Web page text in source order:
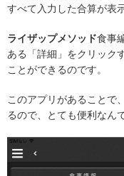
すべて入力した合算が表
ライザップメソッド食事
ある「詳細」をクリック
ことができるのです。
このアプリがあることで
るので、とても便利なん